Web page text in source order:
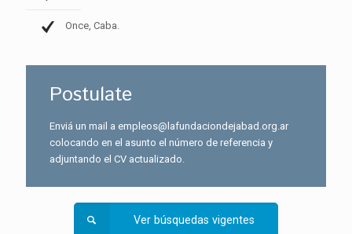
Once, Caba.
Postulate
Enviá un mail a empleos@lafundaciondejabad.org.ar
colocando en el asunto el número de referencia y
adjuntando el CV actualizado.
Ver búsquedas vigentes